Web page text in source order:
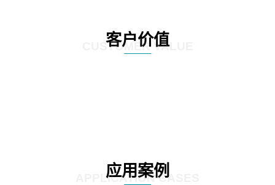
客户价值
CUSTOMER VALUE
应用案例
APPLICATION CASES